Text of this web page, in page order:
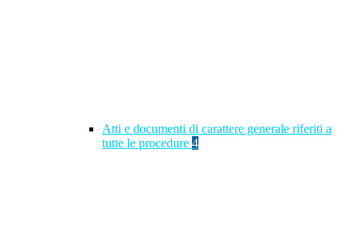
Atti e documenti di carattere generale riferiti a
tutte le procedure 4